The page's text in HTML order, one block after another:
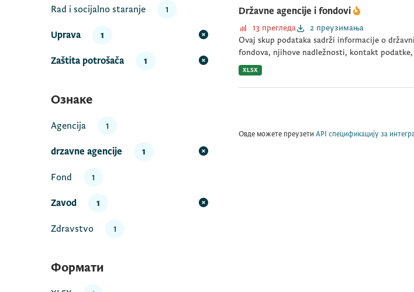
Rad i socijalno staranje 1
Uprava 1
Zaštita potrošača 1
Ознаке
Agencija 1
drzavne agencije 1
Fond 1
Zavod 1
Zdravstvo 1
Формати
Državne agencije i fondovi
13 прегледа
2 преузимања
Ovaj skup podataka sadrži informacije o
fondova, njihove nadležnosti, kontakt podatke,
XLSX
Овде можете преузети API спецификацију за